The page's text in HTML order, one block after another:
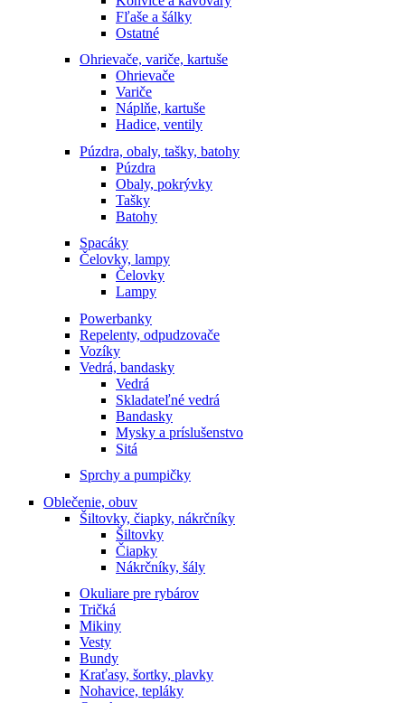
Fľaše a šálky
Ostatné
Ohrievače, variče, kartuše
Ohrievače
Variče
Náplňe, kartuše
Hadice, ventily
Púzdra, obaly, tašky, batohy
Púzdra
Obaly, pokrývky
Tašky
Batohy
Spacáky
Čelovky, lampy
Čelovky
Lampy
Powerbanky
Repelenty, odpudzovače
Vozíky
Vedrá, bandasky
Vedrá
Skladateľné vedrá
Bandasky
Mysky a príslušenstvo
Sitá
Sprchy a pumpičky
Oblečenie, obuv
Šiltovky, čiapky, nákrčníky
Šiltovky
Čiapky
Nákrčníky, šály
Okuliare pre rybárov
Tričká
Mikiny
Vesty
Bundy
Kraťasy, šortky, plavky
Nohavice, tepláky